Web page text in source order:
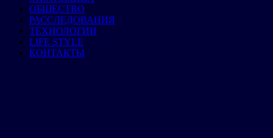
ОБЩЕСТВО
РАССЛЕДОВАНИЯ
ТЕХНОЛОГИИ
LIFE STYLE
КОНТАКТЫ